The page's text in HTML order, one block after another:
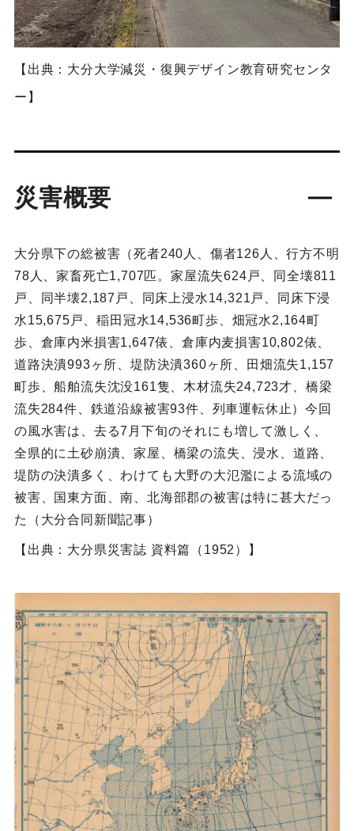
【出典：大分大学減災・復興デザイン教育研究センタ
ー】
災害概要
大分県下の総被害（死者240人、傷者126人、行方不明
78人、家畜死亡1,707匹。家屋流失624戸、同全壊811
戸、同半壊2,187戸、同床上浸水14,321戸、同床下浸
水15,675戸、稲田冠水14,536町歩、畑冠水2,164町
歩、倉庫内米損害1,647俵、倉庫内麦損害10,802俵、
道路決潰993ヶ所、堤防決潰360ヶ所、田畑流失1,157
町歩、船舶流失沈没161隻、木材流失24,723才、橋梁
流失284件、鉄道沿線被害93件、列車運転休止）今回
の風水害は、去る7月下旬のそれにも増して激しく、
全県的に土砂崩潰、家屋、橋梁の流失、浸水、道路、
堤防の決潰多く、わけても大野の大氾濫による流域の
被害、国東方面、南、北海部郡の被害は特に甚大だっ
た（大分合同新聞記事）
【出典：大分県災害誌 資料篇（1952）】